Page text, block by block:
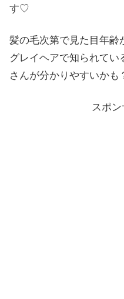
す♡
髪の毛次第で見た目年齢
グレイヘアで知られて
さんが分かりやすいかも
スポン